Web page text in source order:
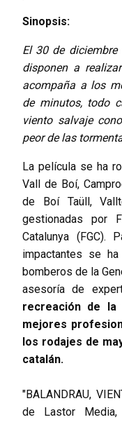
Sinopsis:
El 30 de
disponen a
acompaña a los
de minutos, todo
viento salvaje
peor de las
La película se ha
Vall de Boí,
de Boí Taüll,
gestionadas por
Catalunya (FGC).
impactantes se
bomberos de la
asesoría de
recreación de
mejores
los rodajes de
catalán.
"BALANDRAU,
de Lastor Media,